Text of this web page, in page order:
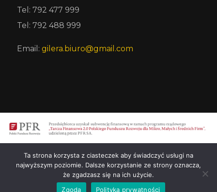
Tel: 792 477 999
Tel: 792 488 999
Email: gilera.biuro@gmail.com
© 2026 Restauracja Gilera. All rights
reserved. Created byLiStronosz
Ta strona korzysta z ciasteczek aby świadczyć usługi na
najwyższym poziomie. Dalsze korzystanie ze strony oznacza,
że zgadzasz się na ich użycie.
Zgoda
Polityka prywatności